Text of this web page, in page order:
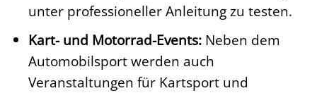
unter professioneller Anleitung zu testen.
Kart- und Motorrad-Events:Neben dem
Automobilsport werden auch
Veranstaltungen für Kartsport und